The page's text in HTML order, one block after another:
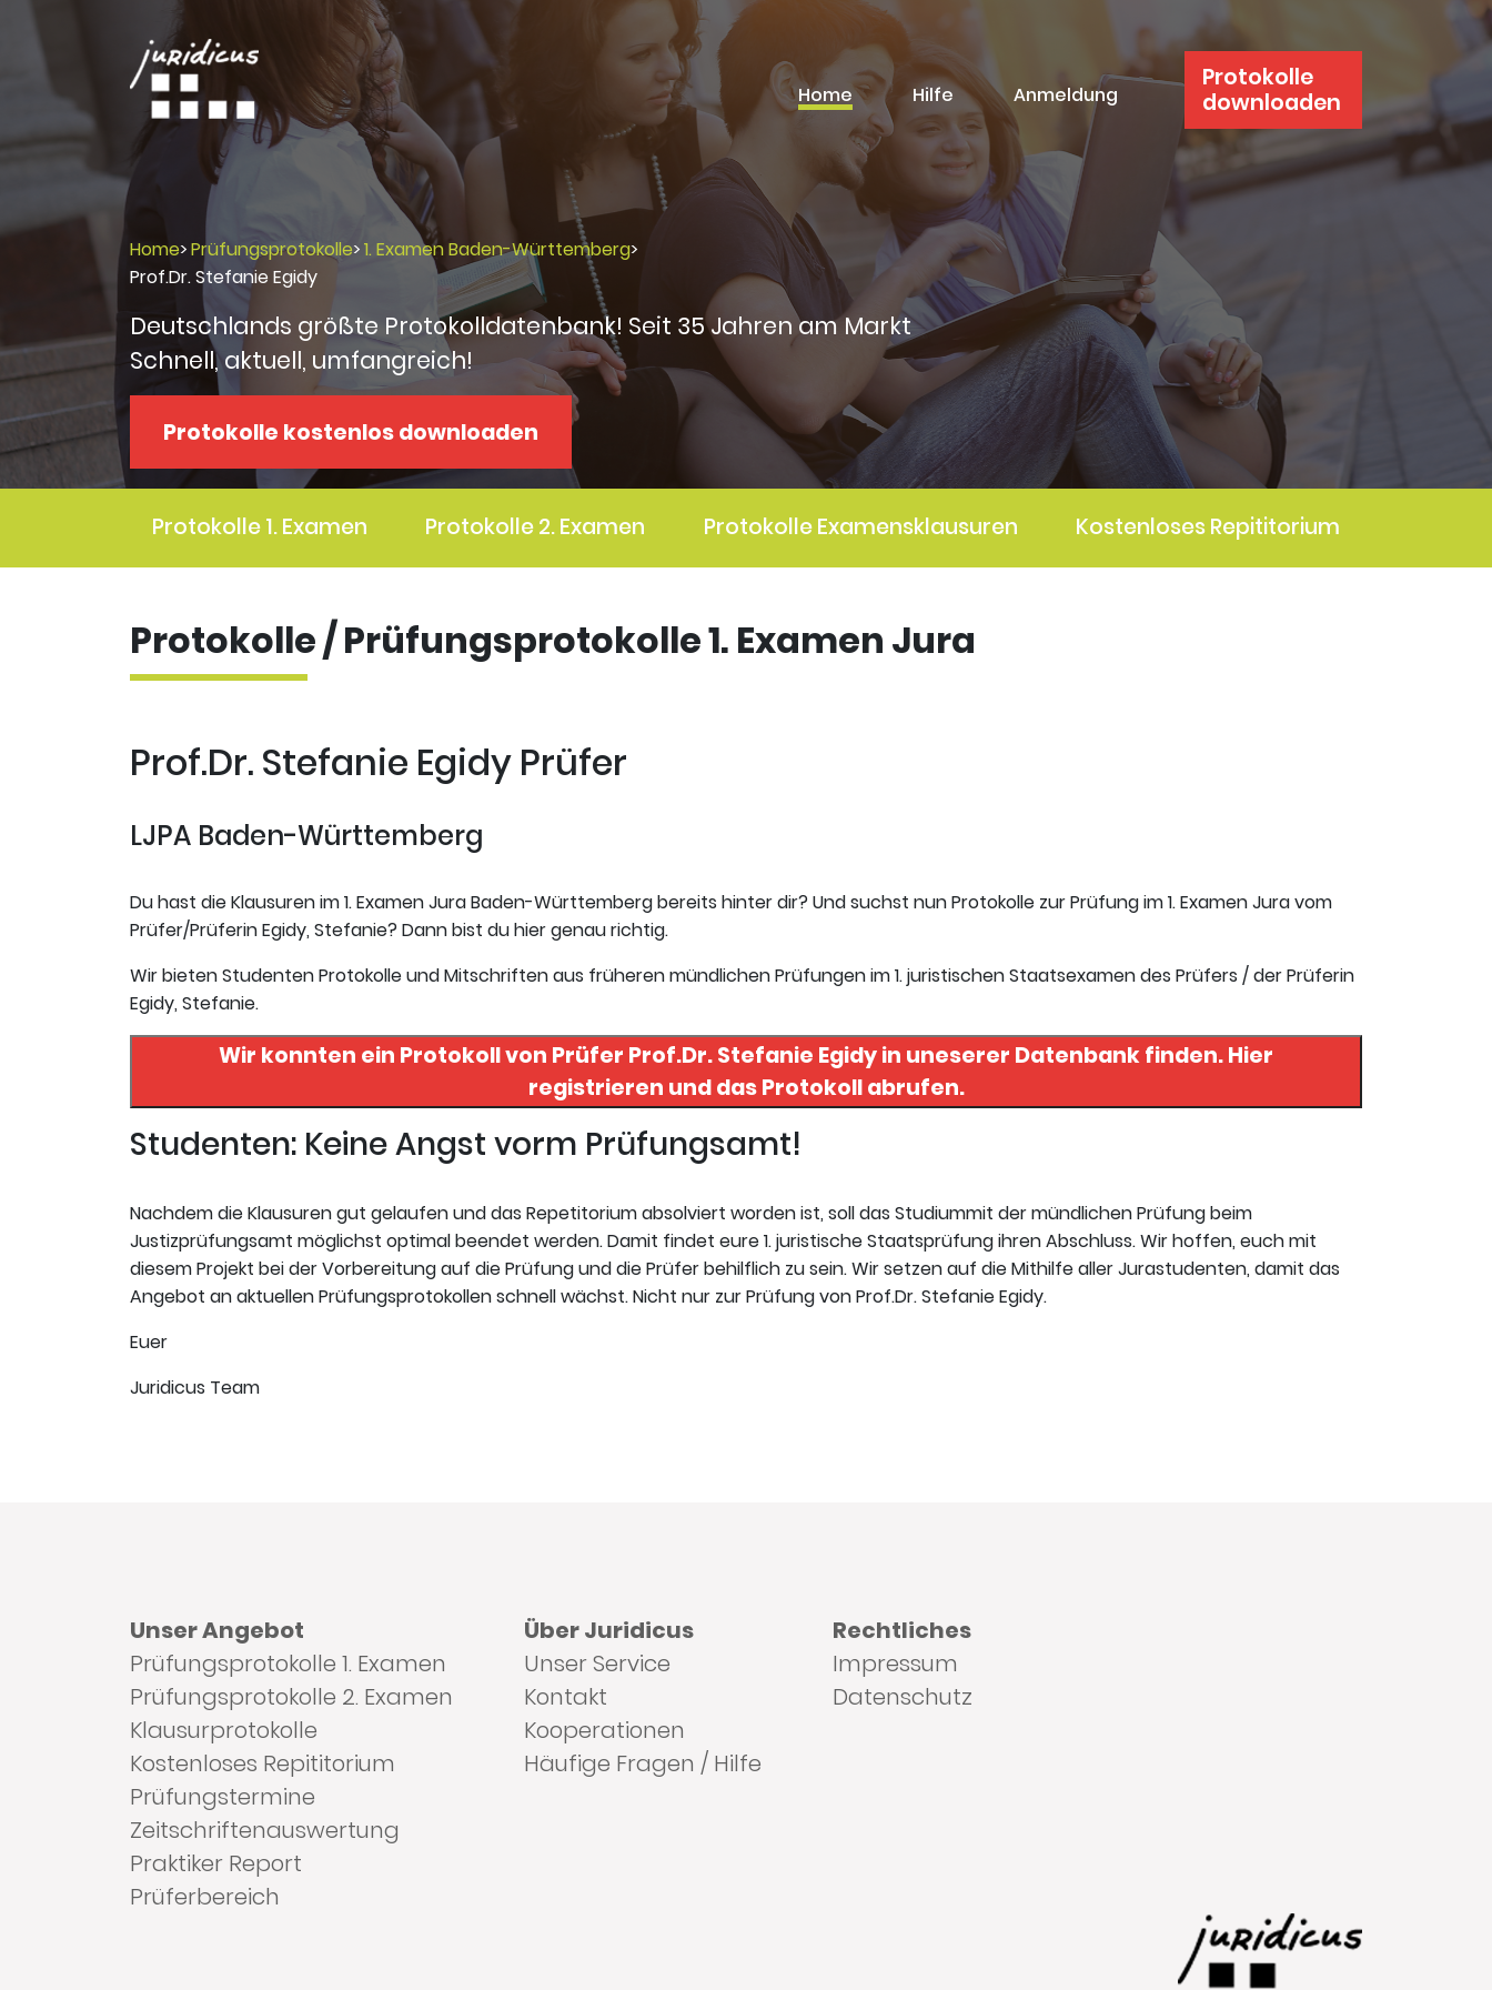
Home Hilfe Anmeldung
Protokolle
downloaden
Home>Prüfungsprotokolle>1. Examen Baden-Württemberg>
Prof.Dr. Stefanie Egidy
Deutschlands größte Protokolldatenbank! Seit 35 Jahren am Markt
Schnell, aktuell, umfangreich!
Protokolle kostenlos downloaden
Protokolle 1. Examen Protokolle 2. Examen Protokolle Examensklausuren Kostenloses Repititorium
Protokolle / Prüfungsprotokolle 1. Examen Jura
Prof.Dr. Stefanie Egidy Prüfer
LJPA Baden-Württemberg
Du hast die Klausuren im 1. Examen Jura Baden-Württemberg bereits hinter dir? Und suchst nun Protokolle zur Prüfung im 1. Examen Jura vom
Prüfer/Prüferin Egidy, Stefanie? Dann bist du hier genau richtig.
Wir bieten Studenten Protokolle und Mitschriften aus früheren mündlichen Prüfungen im 1. juristischen Staatsexamen des Prüfers / der Prüferin
Egidy, Stefanie.
Wir konnten ein Protokoll von Prüfer Prof.Dr. Stefanie Egidyin uneserer Datenbank finden. Hier
registrieren und das Protokoll abrufen.
Studenten: Keine Angst vorm Prüfungsamt!
Nachdem die Klausuren gut gelaufen und das Repetitorium absolviert worden ist, soll das Studiummit der mündlichen Prüfung beim
Justizprüfungsamt möglichst optimal beendet werden. Damit findet eure 1. juristische Staatsprüfung ihren Abschluss. Wir hoffen, euch mit
diesem Projekt bei der Vorbereitung auf die Prüfung und die Prüfer behilflich zu sein. Wir setzen auf die Mithilfe aller Jurastudenten, damit das
Angebot an aktuellen Prüfungsprotokollen schnell wächst. Nicht nur zur Prüfung von Prof.Dr. Stefanie Egidy.
Euer
Juridicus Team
Unser Angebot
Prüfungsprotokolle 1. Examen
Prüfungsprotokolle 2. Examen
Klausurprotokolle
Kostenloses Repititorium
Prüfungstermine
Zeitschriftenauswertung
Praktiker Report
Prüferbereich
Über Juridicus
Unser Service
Kontakt
Kooperationen
Häufige Fragen / Hilfe
Rechtliches
Impressum
Datenschutz